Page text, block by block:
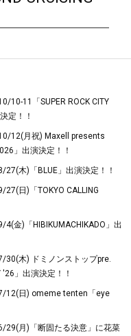
10-11「SUPER ROCK CITY
定！！
12(月祝) Maxell presents
」出演決定！！
27(木)「BLUE」出演決定！！
27(日)「TOKYO CALLING
4(金)「HIBIKUMACHIKADO」出
30(木) ドミノンストップpre.
'26」出演決定！！
12(日) omeme tenten「eye
29(月)「断固たる決意」に花菜